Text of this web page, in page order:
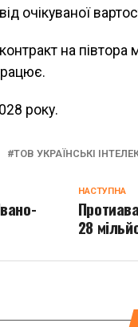
очікуваної
на півтора
року.
ТОВ УКРАЇНСЬКІ
НАСТУПНА
28